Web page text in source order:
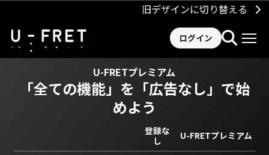
旧デザインに切り替える
ログイン
U-FRETプレミアム
「全ての機能」を 「広告なし」で始
めよう
登録な
し
U-FRETプレミアム